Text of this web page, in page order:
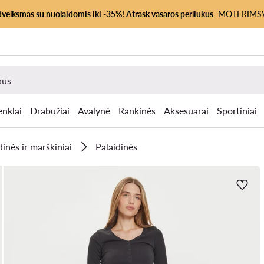
su nuolaidomis iki -35%! Atrask vasaros perliukus MOTERIMS
Drabužiai Avalynė Rankinės Aksesuarai Sportiniai
ir marškiniai Palaidinės